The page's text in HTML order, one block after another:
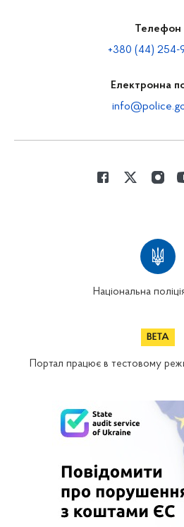
Телефон
+380 (44) 254-
Електронна
Національна
Портал працює в тестовому